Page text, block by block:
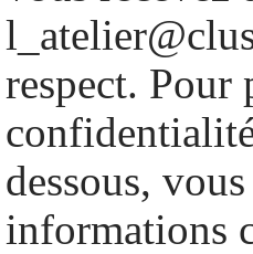
respect. Pour
dessous,
informations